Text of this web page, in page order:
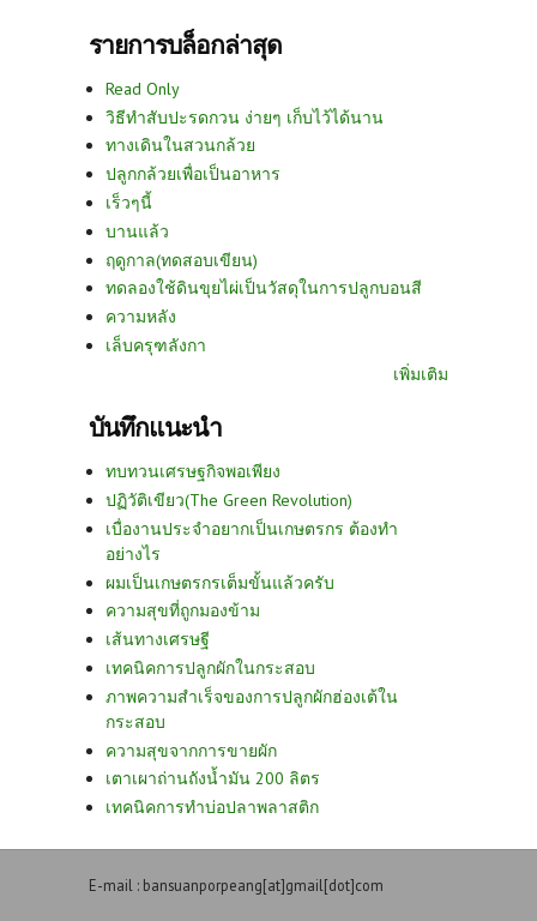
รายการบล็อกล่าสุด
Read Only
วิธีทำสับปะรดกวน ง่ายๆ เก็บไว้ได้นาน
ทางเดินในสวนกล้วย
ปลูกกล้วยเพื่อเป็นอาหาร
เร็วๆนี้
บานแล้ว
ฤดูกาล(ทดสอบเขียน)
ทดลองใช้ดินขุยไผ่เป็นวัสดุในการปลูกบอนสี
ความหลัง
เล็บครุฑลังกา
เพิ่มเติม
บันทึกแนะนำ
ทบทวนเศรษฐกิจพอเพียง
ปฏิวัติเขียว(The Green Revolution)
เบื่องานประจำอยากเป็นเกษตรกร ต้องทำ
อย่างไร
ผมเป็นเกษตรกรเต็มขั้นแล้วครับ
ความสุขที่ถูกมองข้าม
เส้นทางเศรษฐี
เทคนิคการปลูกผักในกระสอบ
ภาพความสำเร็จของการปลูกผักฮ่องเต้ใน
กระสอบ
ความสุขจากการขายผัก
เตาเผาถ่านถังน้ำมัน 200 ลิตร
เทคนิคการทำบ่อปลาพลาสติก
E-mail : bansuanporpeang[at]gmail[dot]com